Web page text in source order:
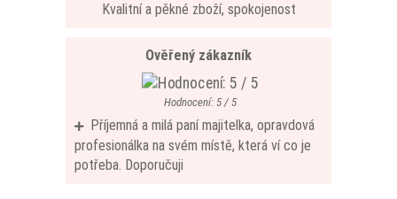
Kvalitní a pěkné zboží, spokojenost
Ověřený zákazník
Hodnocení: 5 / 5
Příjemná a milá paní majitelka, opravdová
profesionálka na svém místě, která ví co je
potřeba. Doporučuji